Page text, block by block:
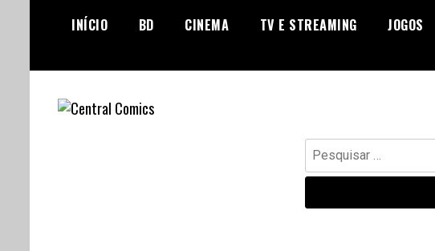
INÍCIO BD CINEMA TV E STREAMING JOGOS
Pesquisar
por: